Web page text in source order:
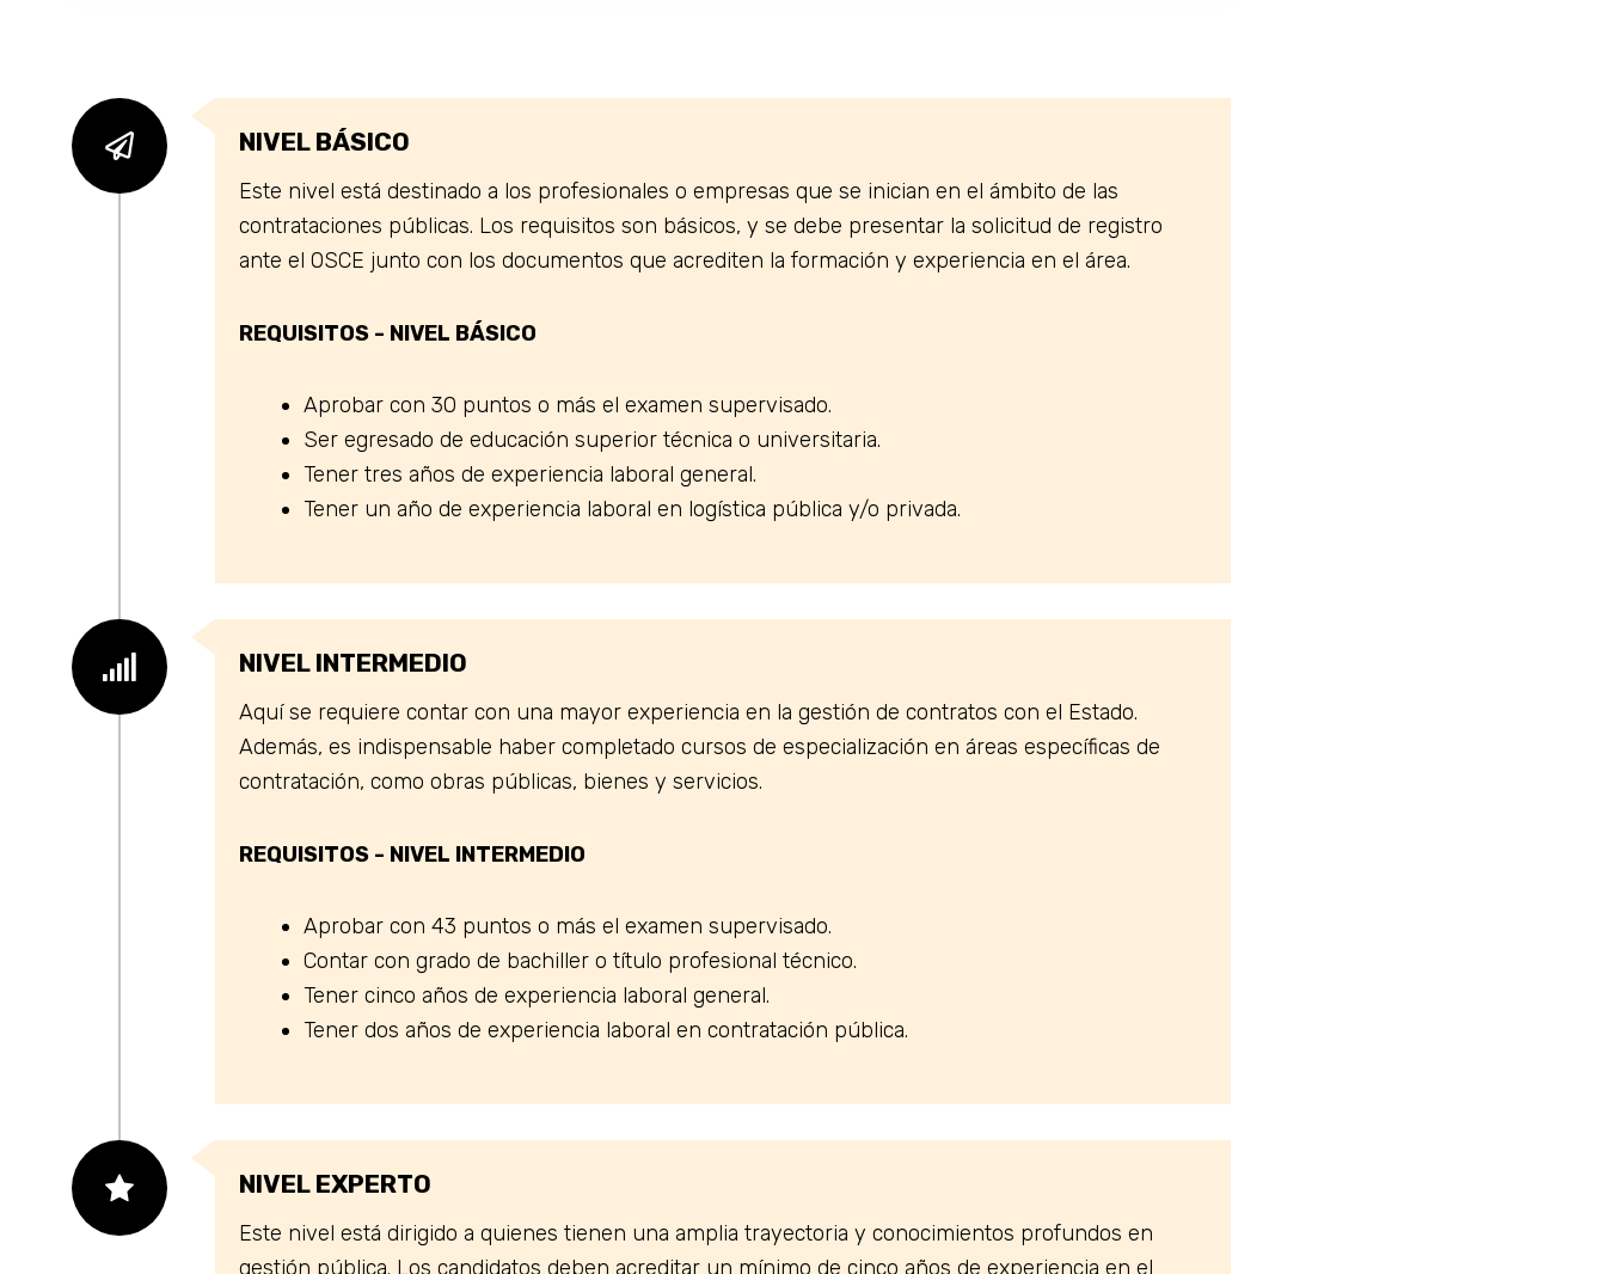
NIVEL BÁSICO
Este nivel está destinado a los profesionales o empresas que se inician en el ámbito de las
contrataciones públicas. Los requisitos son básicos, y se debe presentar la solicitud de registro
ante el OSCE junto con los documentos que acrediten la formación y experiencia en el área.
REQUISITOS - NIVEL BÁSICO
Aprobar con 30 puntos o más el examen supervisado.
Ser egresado de educación superior técnica o universitaria.
Tener tres años de experiencia laboral general.
Tener un año de experiencia laboral en logística pública y/o privada.
NIVEL INTERMEDIO
Aquí se requiere contar con una mayor experiencia en la gestión de contratos con el Estado.
Además, es indispensable haber completado cursos de especialización en áreas específicas de
contratación, como obras públicas, bienes y servicios.
REQUISITOS - NIVEL INTERMEDIO
Aprobar con 43 puntos o más el examen supervisado.
Contar con grado de bachiller o título profesional técnico.
Tener cinco años de experiencia laboral general.
Tener dos años de experiencia laboral en contratación pública.
NIVEL EXPERTO
Este nivel está dirigido a quienes tienen una amplia trayectoria y conocimientos profundos en
gestión pública. Los candidatos deben acreditar un mínimo de cinco años de experiencia en el